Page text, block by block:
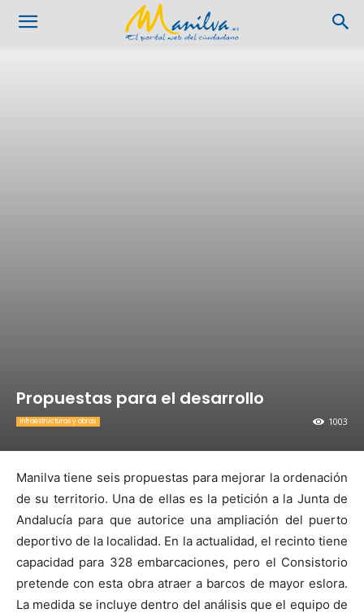
Propuestas para el desarrollo
1003
Infraestructuras y obras
Manilva tiene seis propuestas para mejorar la ordenación
de su territorio. Una de ellas es la petición a la Junta de
Andalucía para que autorice una ampliación del puerto
deportivo de la localidad. En la actualidad, el recinto tiene
capacidad para 328 embarcaciones, pero el Consistorio
pretende con esta obra atraer a barcos de mayor eslora.
La medida se incluye dentro del análisis que el equipo de